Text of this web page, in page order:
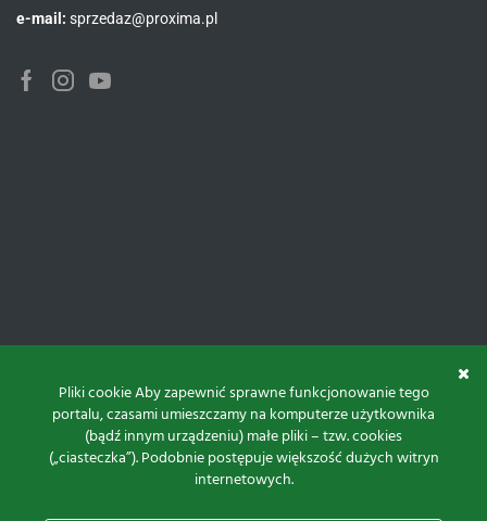
e-mail: sprzedaz@proxima.pl
FacebookInstagramYoutube
Pliki cookie Aby zapewnić sprawne funkcjonowanie tego
portalu, czasami umieszczamy na komputerze użytkownika
(bądź innym urządzeniu) małe pliki – tzw. cookies
(„ciasteczka”). Podobnie postępuje większość dużych witryn
internetowych.